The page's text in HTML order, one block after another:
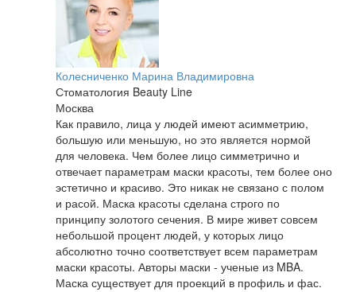
Колесниченко Марина Владимировна
Стоматология Beauty Line
Москва
Как правило, лица у людей имеют асимметрию,
большую или меньшую, но это является нормой
для человека. Чем более лицо симметрично и
отвечает параметрам маски красоты, тем более оно
эстетично и красиво. Это никак не связано с полом
и расой. Маска красоты сделана строго по
принципу золотого сечения. В мире живет совсем
небольшой процент людей, у которых лицо
абсолютно точно соответствует всем параметрам
маски красоты. Авторы маски - ученые из MBA.
Маска существует для проекций в профиль и фас.